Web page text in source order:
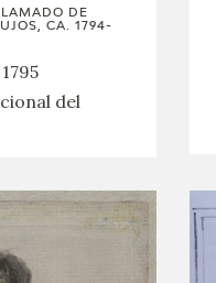
DE
CA. 1794-
del